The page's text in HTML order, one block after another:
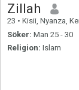
Zillah
23 • Kisii, Nyanza,
Söker: Man 25 - 30
Religion: Islam